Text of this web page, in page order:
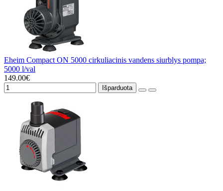
Eheim Compact ON 5000 cirkuliacinis vandens siurblys pompa;
5000 l/val
149.00€
Išparduota